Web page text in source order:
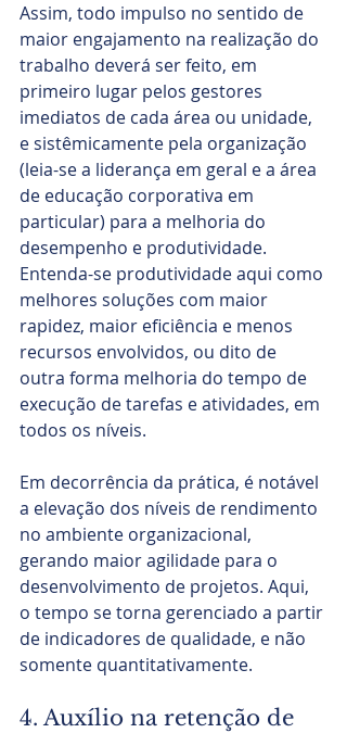
Assim, todo impulso no sentido de
maior engajamento na realização do
trabalho deverá ser feito, em
primeiro lugar pelos gestores
imediatos de cada área ou unidade,
e sistêmicamente pela organização
(leia-se a liderança em geral e a área
de educação corporativa em
particular) para a melhoria do
desempenho e produtividade.
Entenda-se produtividade aqui como
melhores soluções com maior
rapidez, maior eficiência e menos
recursos envolvidos, ou dito de
outra forma melhoria do tempo de
execução de tarefas e atividades, em
todos os níveis.
Em decorrência da prática, é notável
a elevação dos níveis de rendimento
no ambiente organizacional,
gerando maior agilidade para o
desenvolvimento de projetos. Aqui,
o tempo se torna gerenciado a partir
de indicadores de qualidade, e não
somente quantitativamente.
4. Auxílio na retenção de